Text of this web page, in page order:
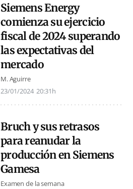
Siemens Energy
comienza su ejercicio
fiscal de 2024 superando
las expectativas del
mercado
M. Aguirre
23/01/2024 20:31h
Bruch y sus retrasos
para reanudar la
producción en Siemens
Gamesa
Examen de la semana